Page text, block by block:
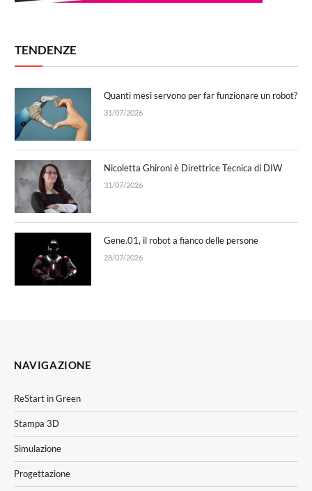
TENDENZE
Quanti mesi servono per far funzionare un robot?
31/07/2026
Nicoletta Ghironi è Direttrice Tecnica di DIW
31/07/2026
Gene.01, il robot a fianco delle persone
28/07/2026
NAVIGAZIONE
ReStart in Green
Stampa 3D
Simulazione
Progettazione